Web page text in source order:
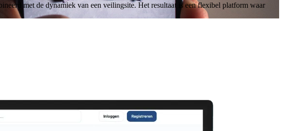
met de dynamiek van een veilingsite. Het resultaat is een flexibel platform waar